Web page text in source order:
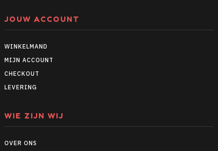
JOUW ACCOUNT
WINKELMAND
MIJN ACCOUNT
CHECKOUT
LEVERING
WIE ZIJN WIJ
OVER ONS